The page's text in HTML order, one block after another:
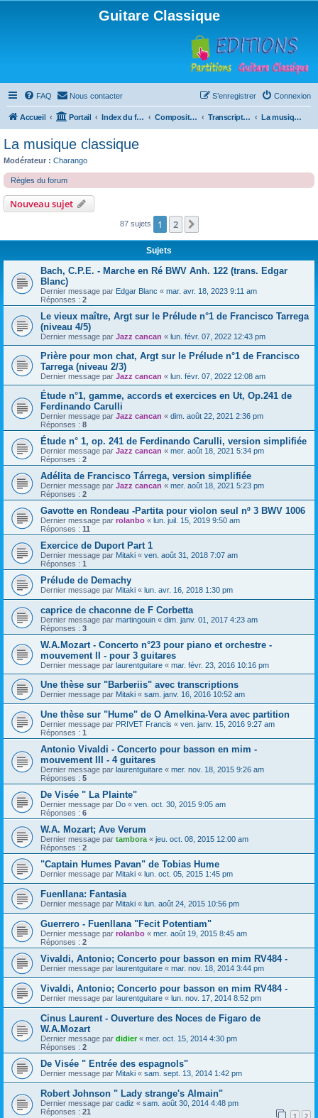
Guitare Classique
FAQ Nous contacter Connexion
S’enregistrer
Accueil Portail Index du forum Compositions Transcriptions et arrangements La musique classique
La musique classique
Modérateur : Charango
Règles du forum
Nouveau sujet
87 sujets 1 2
Sujets
Bach, C.P.E. - Marche en Ré BWV Anh. 122 (trans. Edgar
Blanc)
Dernier message par Edgar Blanc « mar. avr. 18, 2023 9:11 am
Réponses : 2
Le vieux maître, Argt sur le Prélude n°1 de Francisco Tarrega
(niveau 4/5)
Dernier message par Jazz cancan « lun. févr. 07, 2022 12:43 pm
Prière pour mon chat, Argt sur le Prélude n°1 de Francisco
Tarrega (niveau 2/3)
Dernier message par Jazz cancan « lun. févr. 07, 2022 12:08 am
Étude n°1, gamme, accords et exercices en Ut, Op.241 de
Ferdinando Carulli
Dernier message par Jazz cancan « dim. août 22, 2021 2:36 pm
Réponses : 8
Étude n° 1, op. 241 de Ferdinando Carulli, version simplifiée
Dernier message par Jazz cancan « mer. août 18, 2021 5:34 pm
Réponses : 2
Adélita de Francisco Tárrega, version simplifiée
Dernier message par Jazz cancan « mer. août 18, 2021 5:23 pm
Réponses : 2
Gavotte en Rondeau -Partita pour violon seul nº 3 BWV 1006
Dernier message par rolanbo « lun. juil. 15, 2019 9:50 am
Réponses : 11
Exercice de Duport Part 1
Dernier message par Mitaki « ven. août 31, 2018 7:07 am
Réponses : 1
Prélude de Demachy
Dernier message par Mitaki « lun. avr. 16, 2018 1:30 pm
caprice de chaconne de F Corbetta
Dernier message par martingouin « dim. janv. 01, 2017 4:23 am
Réponses : 3
W.A.Mozart - Concerto n°23 pour piano et orchestre -
mouvement II - pour 3 guitares
Dernier message par laurentguitare « mar. févr. 23, 2016 10:16 pm
Une thèse sur "Barberiis" avec transcriptions
Dernier message par Mitaki « sam. janv. 16, 2016 10:52 am
Une thèse sur "Hume" de O Amelkina-Vera avec partition
Dernier message par PRIVET Francis « ven. janv. 15, 2016 9:27 am
Réponses : 1
Antonio Vivaldi - Concerto pour basson en mim -
mouvement III - 4 guitares
Dernier message par laurentguitare « mer. nov. 18, 2015 9:26 am
Réponses : 5
De Visée " La Plainte"
Dernier message par Do « ven. oct. 30, 2015 9:05 am
Réponses : 6
W.A. Mozart; Ave Verum
Dernier message par tambora « jeu. oct. 08, 2015 12:00 am
Réponses : 2
"Captain Humes Pavan" de Tobias Hume
Dernier message par Mitaki « lun. oct. 05, 2015 1:45 pm
Fuenllana: Fantasia
Dernier message par Mitaki « lun. août 24, 2015 10:56 pm
Guerrero - Fuenllana "Fecit Potentiam"
Dernier message par rolanbo « mer. août 19, 2015 8:45 am
Réponses : 2
Vivaldi, Antonio; Concerto pour basson en mim RV484 -
Dernier message par laurentguitare « mar. nov. 18, 2014 3:44 pm
Vivaldi, Antonio; Concerto pour basson en mim RV484 -
Dernier message par laurentguitare « lun. nov. 17, 2014 8:52 pm
Cinus Laurent - Ouverture des Noces de Figaro de
W.A.Mozart
Dernier message par didier« mer. oct. 15, 2014 4:30 pm
Réponses : 2
De Visée " Entrée des espagnols"
Dernier message par Mitaki « sam. sept. 13, 2014 1:42 pm
Robert Johnson " Lady strange's Almain"
Dernier message par cadiz « sam. août 30, 2014 4:48 pm
Réponses : 21 1 2